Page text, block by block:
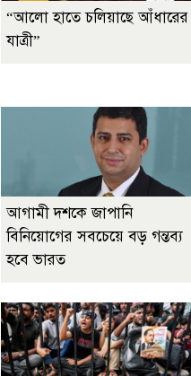
“আলো হাতে চলিয়াছে আঁধারের
যাত্রী”
আগামী দশকে জাপানি
বিনিয়োগের সবচেয়ে বড় গন্তব্য
হবে ভারত